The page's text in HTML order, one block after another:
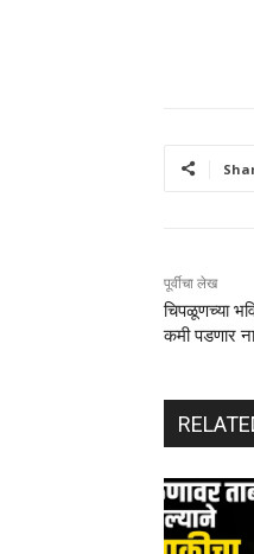
पूर्वीचा लेख
चिपळूणच्या
कमी पडणार